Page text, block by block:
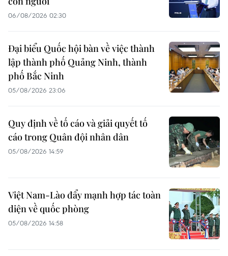
06/08/2026 02:30
Đại biểu Quốc hội bàn về việc thành
lập thành phố Quảng Ninh, thành
phố Bắc Ninh
05/08/2026 23:06
Quy định về tố cáo và giải quyết tố
cáo trong Quân đội nhân dân
05/08/2026 14:59
Việt Nam-Lào đẩy mạnh hợp tác toàn
diện về quốc phòng
05/08/2026 14:58